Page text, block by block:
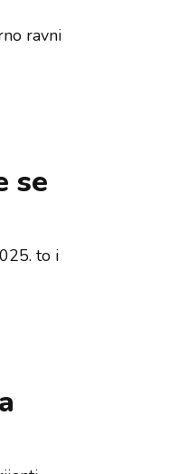
ravni
se
to i